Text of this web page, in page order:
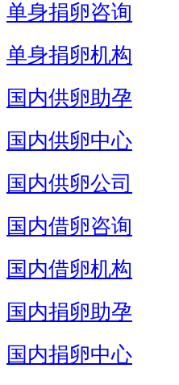
单身捐卵咨询
单身捐卵机构
国内供卵助孕
国内供卵中心
国内供卵公司
国内借卵咨询
国内借卵机构
国内捐卵助孕
国内捐卵中心